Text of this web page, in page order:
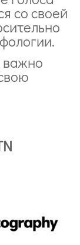
со своей
важно